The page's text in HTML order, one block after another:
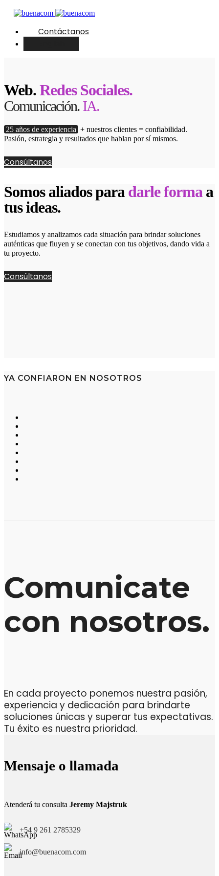
Contáctanos
Web.Redes Sociales.
Comunicación. IA.
25 años de experiencia + nuestros clientes = confiabilidad.
Pasión, estrategia y resultados que hablan por sí mismos.
Consúltanos
Somos aliados para darle forma a
tus ideas.
Estudiamos y analizamos cada situación para brindar soluciones
auténticas que fluyen y se conectan con tus objetivos, dando vida a
tu proyecto.
Consúltanos
YA CONFIARON EN NOSOTROS
Comunicate
con nosotros.
En cada proyecto ponemos nuestra pasión,
experiencia y dedicación para brindarte
soluciones únicas y superar tus expectativas.
Tu éxito es nuestra prioridad.
Mensaje o llamada
Atenderá tu consulta Jeremy Majstruk
+54 9 261 2785329
info@buenacom.com